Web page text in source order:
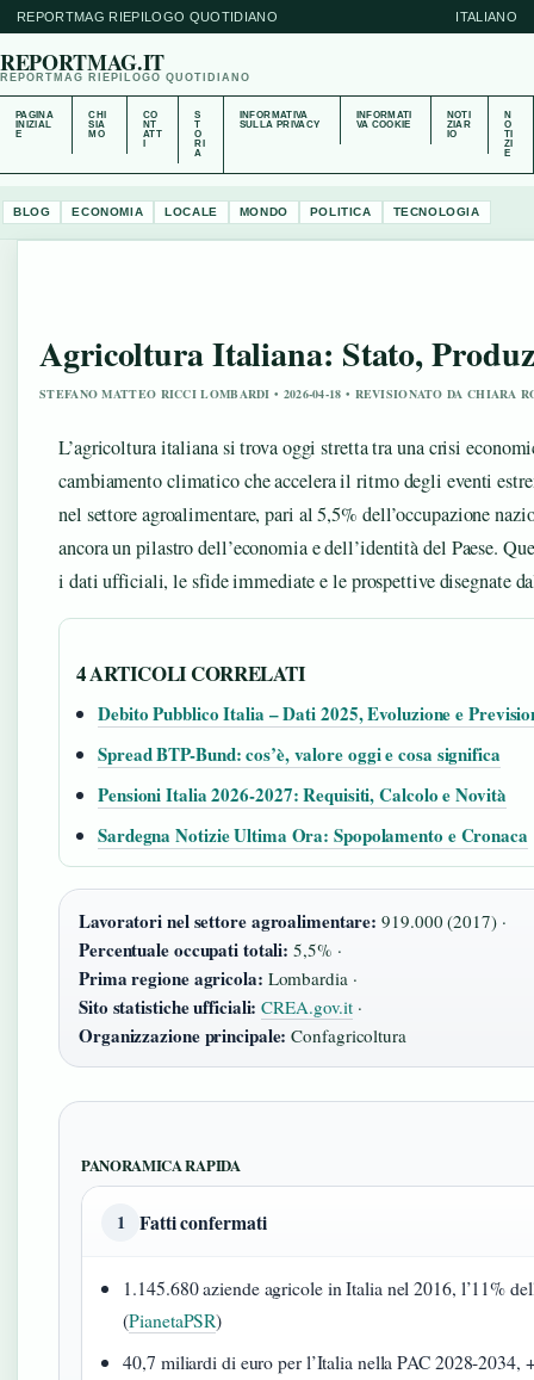
REPORTMAG RIEPILOGO QUOTIDIANO ITALIANO
REPORTMAG.IT
REPORTMAG RIEPILOGO QUOTIDIANO
PAGINA
INIZIAL
E
CHI
SIA
MO
CO
NT
ATT
S
T
O
RI
A
INFORMATIVA
SULLA PRIVACY
INFORMATI
VA COOKIE
NOTI
ZIAR
IO
N
O
TI
ZI
E
BLOG ECONOMIA LOCALE MONDO POLITICA TECNOLOGIA
Agricoltura Italiana: Stato,
STEFANO MATTEO RICCI LOMBARDI • 2026-04-18 • REVISIONATO DA CHIARA
L’agricoltura italiana si trova oggi stretta tra una crisi
cambiamento climatico che accelera il ritmo degli eventi
nel settore agroalimentare, pari al 5,5% dell’occupazione
ancora un pilastro dell’economia e dell’identità del Paese.
i dati ufficiali, le sfide immediate e le prospettive disegnate
4 ARTICOLI CORRELATI
Debito Pubblico Italia – Dati 2025, Evoluzione e
Spread BTP-Bund: cos’è, valore oggi e cosa significa
Pensioni Italia 2026-2027: Requisiti, Calcolo e Novità
Sardegna Notizie Ultima Ora: Spopolamento e Cronaca
Lavoratori nel settore agroalimentare: 919.000 (2017) ·
Percentuale occupati totali: 5,5% ·
Prima regione agricola: Lombardia ·
Sito statistiche ufficiali: CREA.gov.it ·
Organizzazione principale: Confagricoltura
PANORAMICA RAPIDA
1 Fatti confermati
1.145.680 aziende agricole in Italia nel 2016, l’11%
(PianetaPSR)
40,7 miliardi di euro per l’Italia nella PAC 2028-2034,